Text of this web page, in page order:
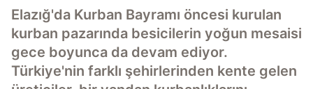
Elazığ'da Kurban Bayramı öncesi kurulan
kurban pazarında besicilerin yoğun mesaisi
gece boyunca da devam ediyor.
Türkiye'nin farklı şehirlerinden kente gelen